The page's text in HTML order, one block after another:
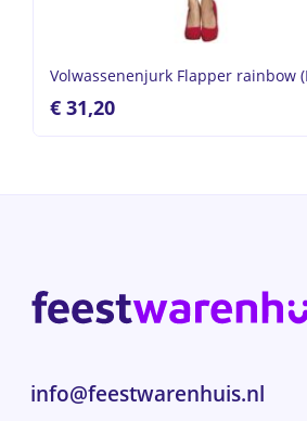
Volwassenenjurk Flapper rainbow
€ 31,20
info@feestwarenhuis.nl